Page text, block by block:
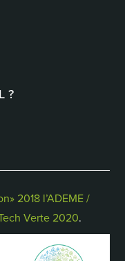
?
2018 l’ADEME /
Verte 2020.